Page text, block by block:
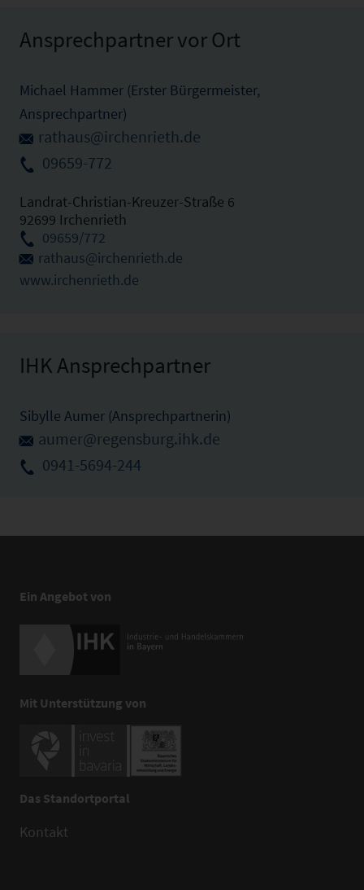
Ansprechpartner vor Ort
Michael Hammer (Erster Bürgermeister,
Ansprechpartner)
rathaus@irchenrieth.de
09659-772
Landrat-Christian-Kreuzer-Straße 6
92699 Irchenrieth
09659/772
rathaus@irchenrieth.de
www.irchenrieth.de
IHK Ansprechpartner
Sibylle Aumer (Ansprechpartnerin)
aumer@regensburg.ihk.de
0941-5694-244
Ein Angebot von
Mit Unterstützung von
Das Standortportal
Kontakt